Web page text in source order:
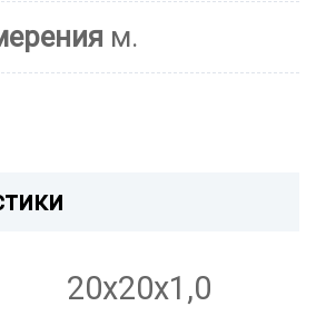
м.
20х20х1,0